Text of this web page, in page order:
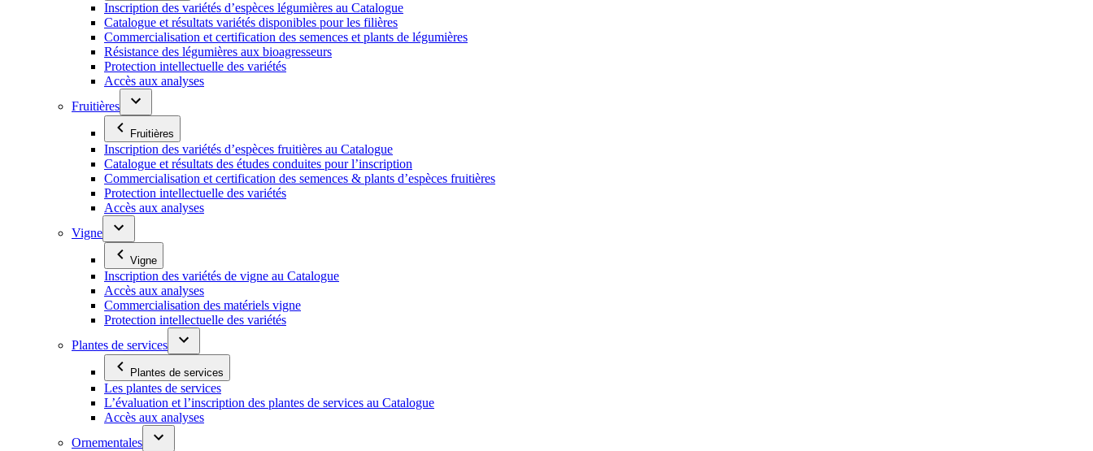
Inscription des variétés d’espèces légumières au Catalogue
Catalogue et résultats variétés disponibles pour les filières
Commercialisation et certification des semences et plants de légumières
Résistance des légumières aux bioagresseurs
Protection intellectuelle des variétés
Accès aux analyses
Fruitières
Fruitières
Inscription des variétés d’espèces fruitières au Catalogue
Catalogue et résultats des études conduites pour l’inscription
Commercialisation et certification des semences & plants d’espèces fruitières
Protection intellectuelle des variétés
Accès aux analyses
Vigne
Vigne
Inscription des variétés de vigne au Catalogue
Accès aux analyses
Commercialisation des matériels vigne
Protection intellectuelle des variétés
Plantes de services
Plantes de services
Les plantes de services
L’évaluation et l’inscription des plantes de services au Catalogue
Accès aux analyses
Ornementales